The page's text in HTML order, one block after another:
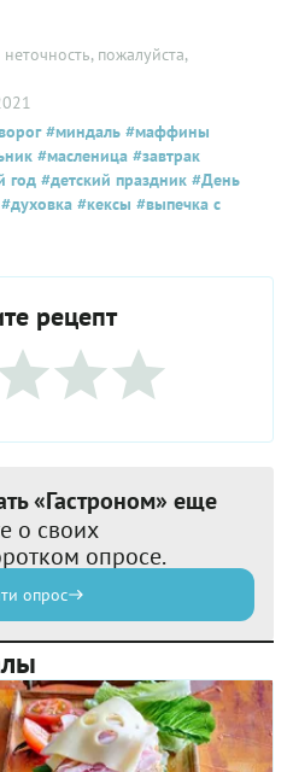
пожалуйста,
#миндаль #маффины
#масленица #завтрак
год #детский праздник #День
#духовка #кексы #выпечка с
рецепт
«Гастроном» еще
о своих
опросе.
опрос